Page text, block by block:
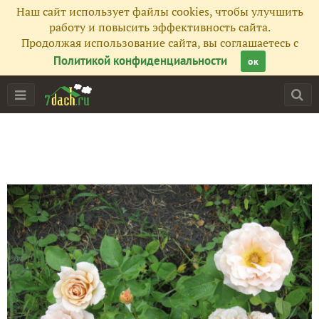
Наш сайт использует файлы cookies, чтобы улучшить
работу и повысить эффективность сайта.
Продолжая использование сайта, вы соглашаетесь с
Политикой конфиденциальности
ок
Подписчики 51
Все публикации 51
Сейчас обсуждают